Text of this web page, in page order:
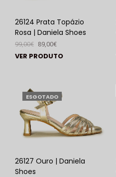
26124 Prata Topázio
Rosa | Daniela Shoes
99,00€ 89,00€
VER PRODUTO
ESGOTADO
26127 Ouro | Daniela
Shoes